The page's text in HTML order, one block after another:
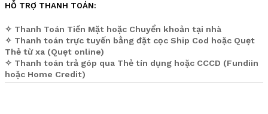
HỖ TRỢ THANH TOÁN:
✧ Thanh Toán Tiền Mặt hoặc Chuyển khoản tại nhà
✧ Thanh toán trực tuyến bằng đặt cọc Ship Cod hoặc Quẹt
Thẻ từ xa (Quẹt online)
✧ Thanh toán trả góp qua Thẻ tín dụng hoặc CCCD (Fundiin
hoặc Home Credit)